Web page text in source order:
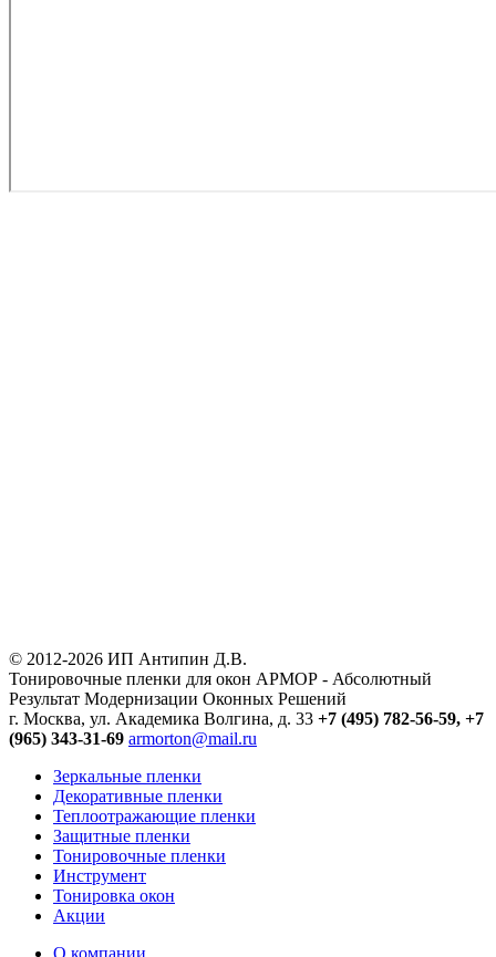
© 2012-2026 ИП Антипин Д.В.
Тонировочные пленки для окон АРМОР - Абсолютный
Результат Модернизации Оконных Решений
г. Москва, ул. Академика Волгина, д. 33 +7 (495) 782-56-59, +7
(965) 343-31-69 armorton@mail.ru
Зеркальные пленки
Декоративные пленки
Теплоотражающие пленки
Защитные пленки
Тонировочные пленки
Инструмент
Тонировка окон
Акции
О компании